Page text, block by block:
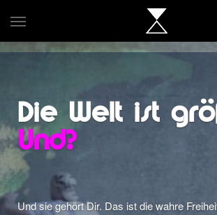
Die Welt ist
Und?
Und sie gehört Dir. Das ist die wahre